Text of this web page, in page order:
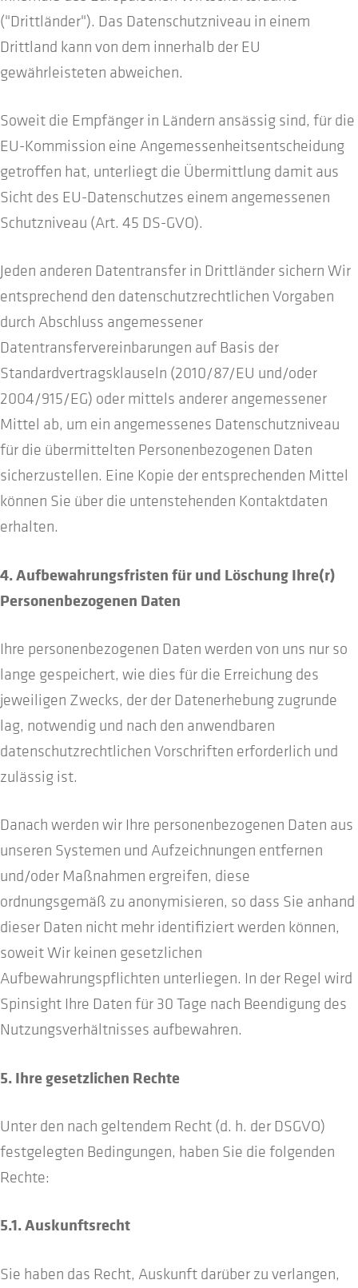
("Drittländer"). Das Datenschutzniveau in einem
Drittland kann von dem innerhalb der EU
gewährleisteten abweichen.
Soweit die Empfänger in Ländern ansässig sind, für die
EU-Kommission eine Angemessenheitsentscheidung
getroffen hat, unterliegt die Übermittlung damit aus
Sicht des EU-Datenschutzes einem angemessenen
Schutzniveau (Art. 45 DS-GVO).
Jeden anderen Datentransfer in Drittländer sichern Wir
entsprechend den datenschutzrechtlichen Vorgaben
durch Abschluss angemessener
Datentransfervereinbarungen auf Basis der
Standardvertragsklauseln (2010/87/EU und/oder
2004/915/EG) oder mittels anderer angemessener
Mittel ab, um ein angemessenes Datenschutzniveau
für die übermittelten Personenbezogenen Daten
sicherzustellen. Eine Kopie der entsprechenden Mittel
können Sie über die untenstehenden Kontaktdaten
erhalten.
4. Aufbewahrungsfristen für und Löschung Ihre(r)
Personenbezogenen Daten
Ihre personenbezogenen Daten werden von uns nur so
lange gespeichert, wie dies für die Erreichung des
jeweiligen Zwecks, der der Datenerhebung zugrunde
lag, notwendig und nach den anwendbaren
datenschutzrechtlichen Vorschriften erforderlich und
zulässig ist.
Danach werden wir Ihre personenbezogenen Daten aus
unseren Systemen und Aufzeichnungen entfernen
und/oder Maßnahmen ergreifen, diese
ordnungsgemäß zu anonymisieren, so dass Sie anhand
dieser Daten nicht mehr identifiziert werden können,
soweit Wir keinen gesetzlichen
Aufbewahrungspflichten unterliegen. In der Regel wird
Spinsight Ihre Daten für 30 Tage nach Beendigung des
Nutzungsverhältnisses aufbewahren.
5. Ihre gesetzlichen Rechte
Unter den nach geltendem Recht (d. h. der DSGVO)
festgelegten Bedingungen, haben Sie die folgenden
Rechte:
5.1. Auskunftsrecht
Sie haben das Recht, Auskunft darüber zu verlangen,